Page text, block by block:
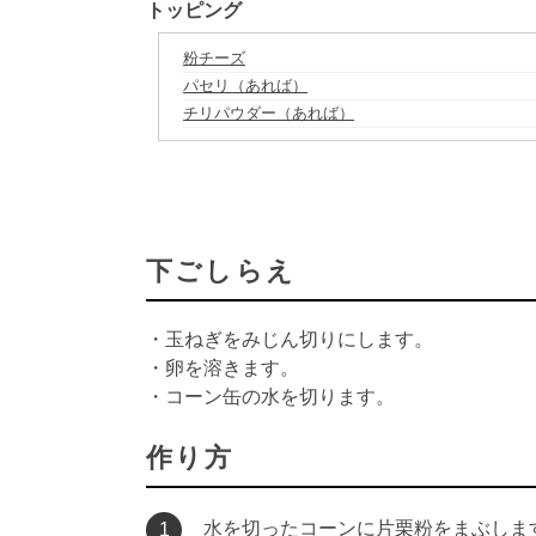
トッピング
粉チーズ
パセリ（あれば）
チリパウダー（あれば）
下ごしらえ
・玉ねぎをみじん切りにします。
・卵を溶きます。
・コーン缶の水を切ります。
作り方
1 水を切ったコーンに片栗粉をまぶしま